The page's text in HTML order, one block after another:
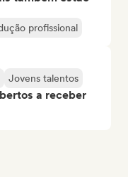
profissional
Jovens talentos
a receber